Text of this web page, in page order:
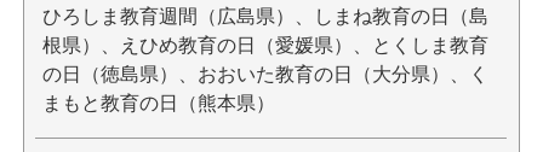
ひろしま教育週間（広島県）、しまね教育の日（島
根県）、えひめ教育の日（愛媛県）、とくしま教育
の日（徳島県）、おおいた教育の日（大分県）、く
まもと教育の日（熊本県）